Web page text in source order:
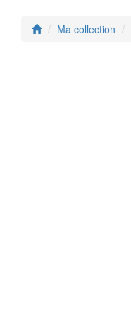
Ma collection